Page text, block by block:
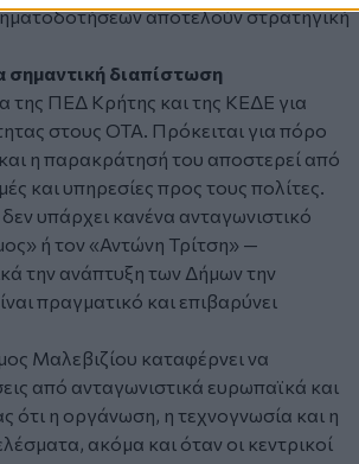
αποτελούν στρατηγική
σημαντική διαπίστωση
της ΠΕΔ Κρήτης και της ΚΕΔΕ για
στους ΟΤΑ. Πρόκειται για πόρο
η παρακράτησή του αποστερεί από
και υπηρεσίες προς τους πολίτες.
υπάρχει κανένα ανταγωνιστικό
ή τον «Αντώνη Τρίτση» —
την ανάπτυξη των Δήμων την
πραγματικό και επιβαρύνει
Μαλεβιζίου καταφέρνει να
από ανταγωνιστικά ευρωπαϊκά και
ότι η οργάνωση, η τεχνογνωσία και η
ακόμα και όταν οι κεντρικοί